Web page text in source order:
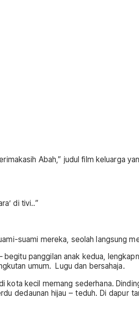
Abah,” judul film keluarga
di tivi..”
suami mereka, seolah langsung
panggilan anak kedua,
umum. Lugu dan bersahaja.
kota kecil memang sederhana.
dedaunan hijau – teduh. Di dapur